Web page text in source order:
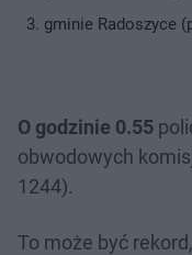
gminie Radoszyce
O godzinie 0.55
obwodowych
1244).
To może być